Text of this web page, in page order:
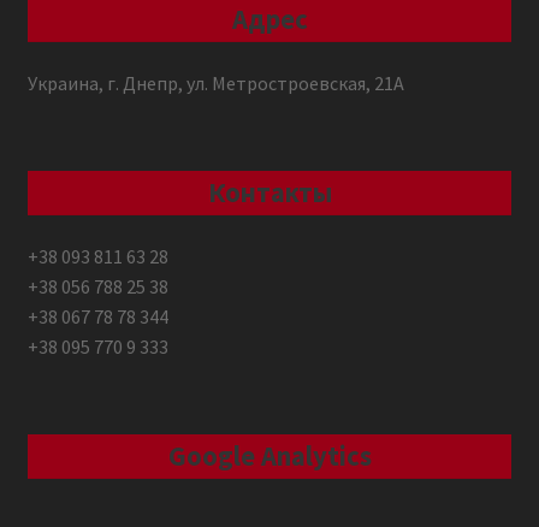
Адрес
Украина, г. Днепр, ул. Метростроевская, 21А
Контакты
+38 093 811 63 28
+38 056 788 25 38
+38 067 78 78 344
+38 095 770 9 333
Google Analytics